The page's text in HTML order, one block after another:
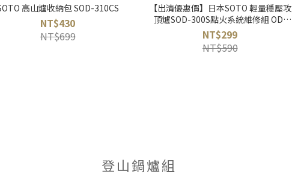
高山爐收納包 SOD-310CS
NT$430
NT$699
【出清優惠價】日本SOTO 輕量穩壓攻
頂爐SOD-300S點火系統維修組 OD-
1RP
NT$299
NT$590
登山鍋爐組